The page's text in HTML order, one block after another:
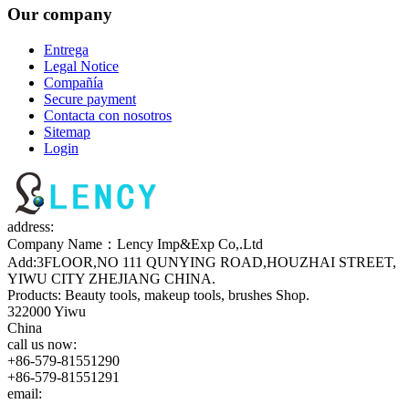
Our company
Entrega
Legal Notice
Compañía
Secure payment
Contacta con nosotros
Sitemap
Login
address:
Company Name：Lency Imp&Exp Co,.Ltd
Add:3FLOOR,NO 111 QUNYING ROAD,HOUZHAI STREET,
YIWU CITY ZHEJIANG CHINA.
Products: Beauty tools, makeup tools, brushes Shop.
322000 Yiwu
China
call us now:
+86-579-81551290
+86-579-81551291
email: